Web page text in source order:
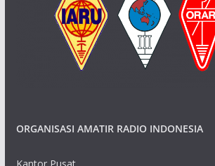
ORGANISASI AMATIR RADIO INDONESIA